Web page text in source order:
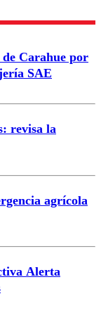
de Carahue por
SAE
revisa la
agrícola
Alerta